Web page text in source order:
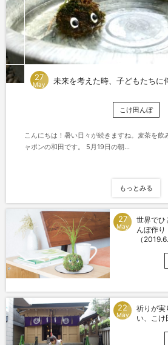
27
May 未来を考えた時、子どもたちに
こけ田んぼ
こんにちは！暑い日々が続きますね。麦茶を飲
ャポンの和田です。 5月19日の朝...
もっとみる
27
May
世界でひ
んぼ作
（
22
May
祈りが実
い、こけ